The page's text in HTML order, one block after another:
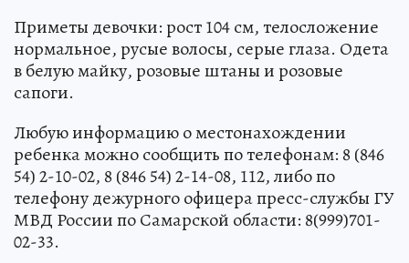
Приметы девочки: рост 104 см, телосложение
нормальное, русые волосы, серые глаза. Одета
в белую майку, розовые штаны и розовые
сапоги.
Любую информацию о местонахождении
ребенка можно сообщить по телефонам: 8 (846
54) 2-10-02, 8 (846 54) 2-14-08, 112, либо по
телефону дежурного офицера пресс-службы ГУ
МВД России по Самарской области: 8(999)701-
02-33.